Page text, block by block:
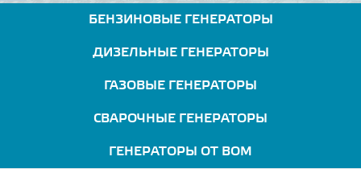
БЕНЗИНОВЫЕ ГЕНЕРАТОРЫ
ДИЗЕЛЬНЫЕ ГЕНЕРАТОРЫ
ГАЗОВЫЕ ГЕНЕРАТОРЫ
СВАРОЧНЫЕ ГЕНЕРАТОРЫ
ГЕНЕРАТОРЫ ОТ ВОМ